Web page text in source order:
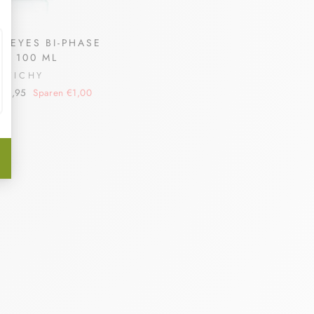
EYES BI-PHASE
100 ML
VICHY
Sonderpreis
€12,95 Sparen €1,00